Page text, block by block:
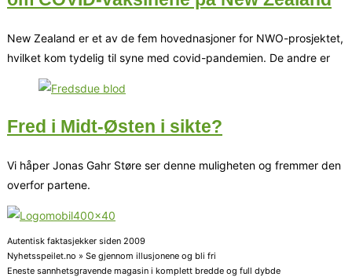
New Zealand er et av de fem hovednasjoner for NWO-prosjektet,
hvilket kom tydelig til syne med covid-pandemien. De andre er
Fred i Midt-Østen i sikte?
Vi håper Jonas Gahr Støre ser denne muligheten og fremmer den
overfor partene.
Autentisk faktasjekker siden 2009
Nyhetsspeilet.no » Se gjennom illusjonene og bli fri
Eneste sannhetsgravende magasin i komplett bredde og full dybde